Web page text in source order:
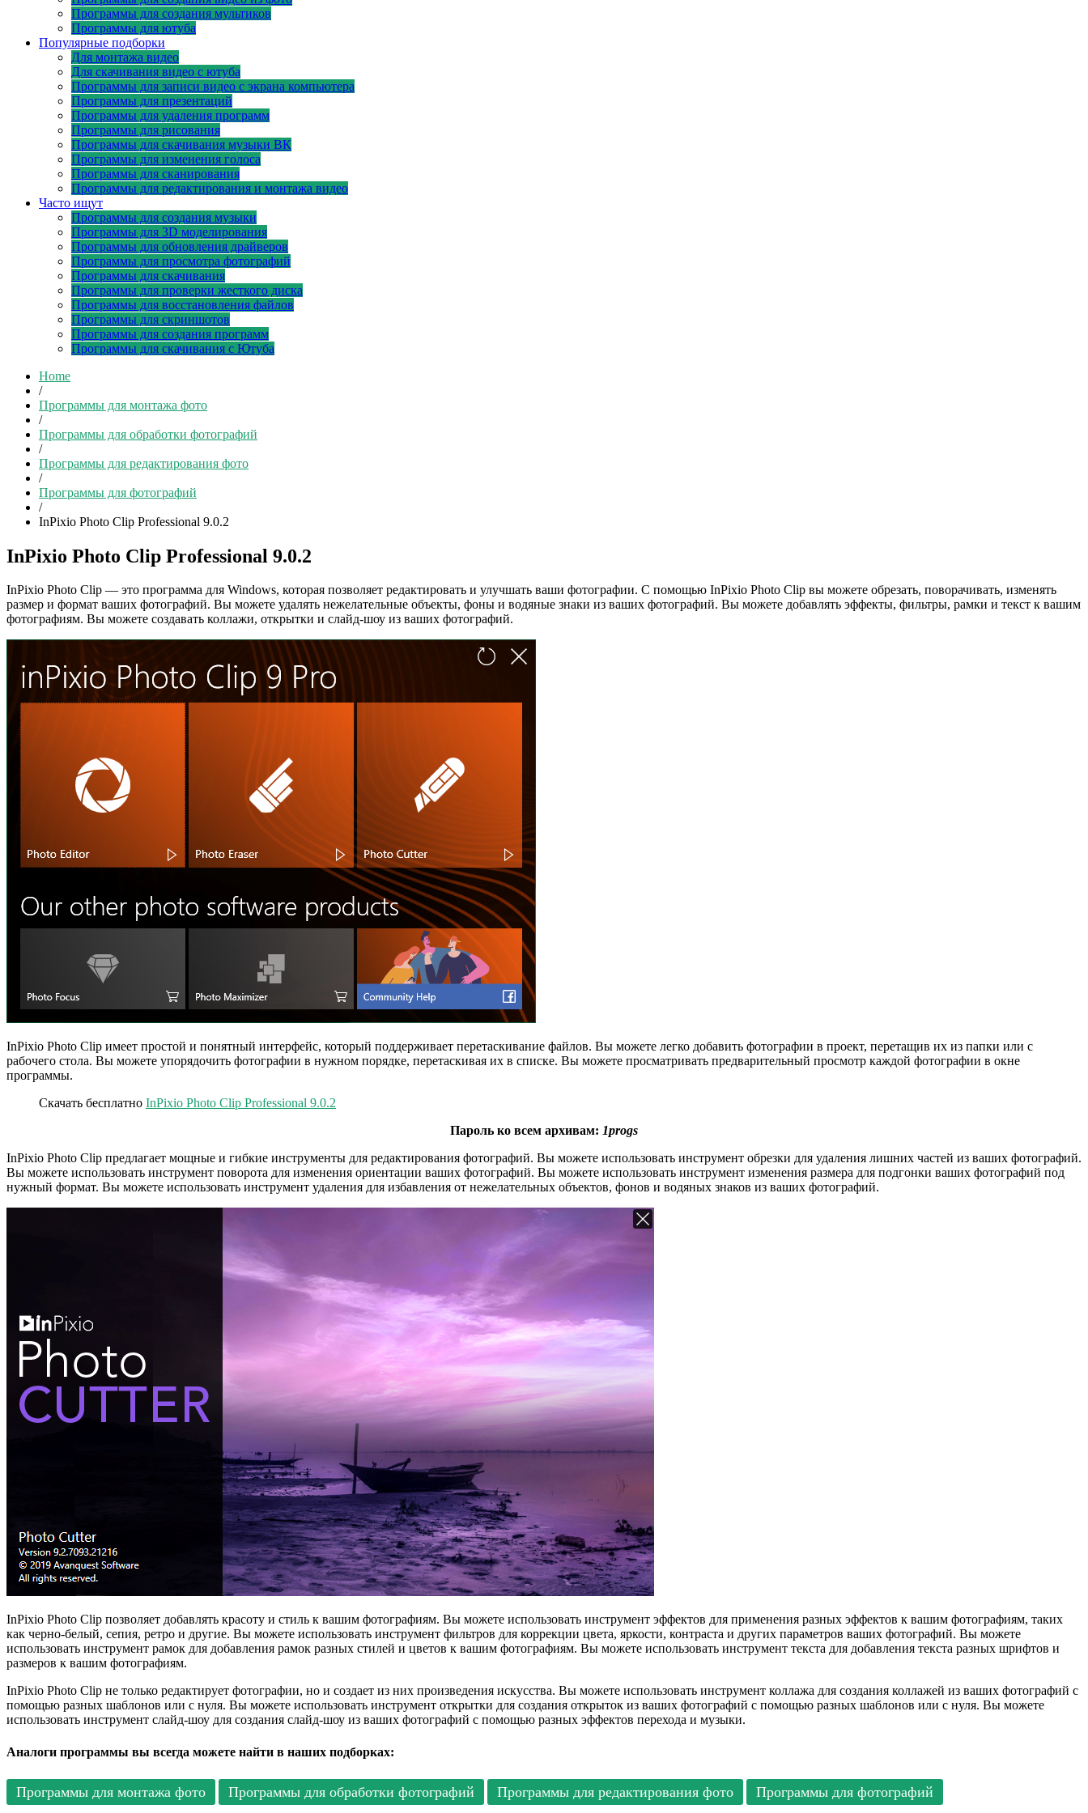
Программы для создания мультиков
Программы для ютуба
Популярные подборки
Для монтажа видео
Для скачивания видео с ютуба
Программы для записи видео с экрана компьютера
Программы для презентаций
Программы для удаления программ
Программы для рисования
Программы для скачивания музыки ВК
Программы для изменения голоса
Программы для сканирования
Программы для редактирования и монтажа видео
Часто ищут
Программы для создания музыки
Программы для 3D моделирования
Программы для обновления драйверов
Программы для просмотра фотографий
Программы для скачивания
Программы для проверки жесткого диска
Программы для восстановления файлов
Программы для скриншотов
Программы для создания программ
Программы для скачивания с Ютуба
Home
/
Программы для монтажа фото
/
Программы для обработки фотографий
/
Программы для редактирования фото
/
Программы для фотографий
/
InPixio Photo Clip Professional 9.0.2
InPixio Photo Clip Professional 9.0.2
InPixio Photo Clip — это программа для Windows, которая позволяет редактировать и улучшать ваши фотографии. С помощью InPixio Photo Clip вы можете обрезать, поворачивать, изменять
размер и формат ваших фотографий. Вы можете удалять нежелательные объекты, фоны и водяные знаки из ваших фотографий. Вы можете добавлять эффекты, фильтры, рамки и текст к вашим
фотографиям. Вы можете создавать коллажи, открытки и слайд-шоу из ваших фотографий.
InPixio Photo Clip имеет простой и понятный интерфейс, который поддерживает перетаскивание файлов. Вы можете легко добавить фотографии в проект, перетащив их из папки или с
рабочего стола. Вы можете упорядочить фотографии в нужном порядке, перетаскивая их в списке. Вы можете просматривать предварительный просмотр каждой фотографии в окне
программы.
Скачать бесплатно InPixio Photo Clip Professional 9.0.2
Пароль ко всем архивам: 1progs
InPixio Photo Clip предлагает мощные и гибкие инструменты для редактирования фотографий. Вы можете использовать инструмент обрезки для удаления лишних частей из ваших фотографий.
Вы можете использовать инструмент поворота для изменения ориентации ваших фотографий. Вы можете использовать инструмент изменения размера для подгонки ваших фотографий под
нужный формат. Вы можете использовать инструмент удаления для избавления от нежелательных объектов, фонов и водяных знаков из ваших фотографий.
InPixio Photo Clip позволяет добавлять красоту и стиль к вашим фотографиям. Вы можете использовать инструмент эффектов для применения разных эффектов к вашим фотографиям, таких
как черно-белый, сепия, ретро и другие. Вы можете использовать инструмент фильтров для коррекции цвета, яркости, контраста и других параметров ваших фотографий. Вы можете
использовать инструмент рамок для добавления рамок разных стилей и цветов к вашим фотографиям. Вы можете использовать инструмент текста для добавления текста разных шрифтов и
размеров к вашим фотографиям.
InPixio Photo Clip не только редактирует фотографии, но и создает из них произведения искусства. Вы можете использовать инструмент коллажа для создания коллажей из ваших фотографий с
помощью разных шаблонов или с нуля. Вы можете использовать инструмент открытки для создания открыток из ваших фотографий с помощью разных шаблонов или с нуля. Вы можете
использовать инструмент слайд-шоу для создания слайд-шоу из ваших фотографий с помощью разных эффектов перехода и музыки.
Аналоги программы вы всегда можете найти в наших подборках:
Программы для монтажа фото Программы для обработки фотографий Программы для редактирования фото Программы для фотографий